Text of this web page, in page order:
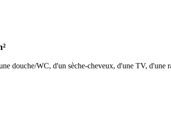
douche/WC, d'un sèche-cheveux, d'une TV,